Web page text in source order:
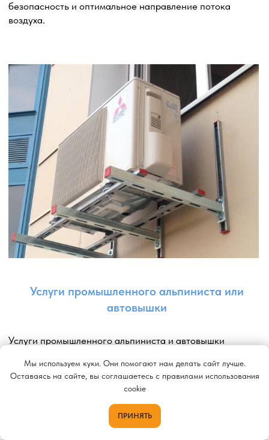
Мы используем куки. Они помогают нам делать сайт лучше.
Оставаясь на сайте, вы соглашаетесь с правилами использования
cookie
ПРИНЯТЬ